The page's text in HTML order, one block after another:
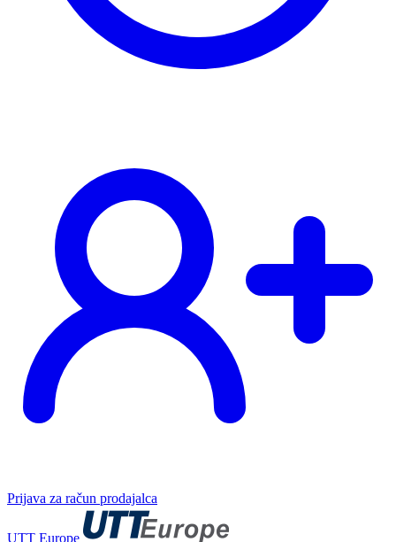
Prijava za račun prodajalca
UTT Europe